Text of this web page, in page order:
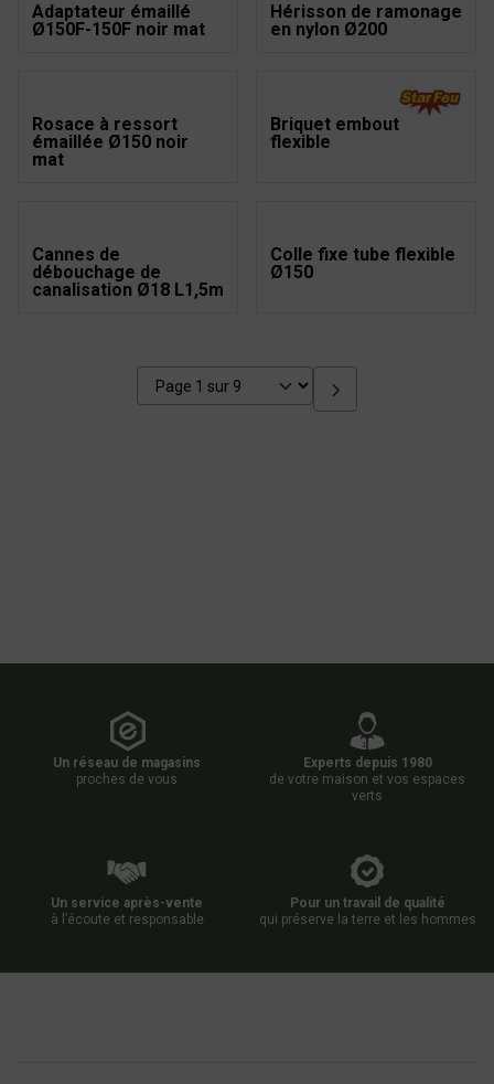
Adaptateur émaillé
Ø150F-150F noir mat
Hérisson de ramonage
en nylon Ø200
Rosace à ressort
émaillée Ø150 noir
mat
Briquet embout
flexible
Cannes de
débouchage de
canalisation Ø18 L1,5m
Colle fixe tube flexible
Ø150
Un réseau de magasins
proches de vous
Experts depuis 1980
de votre maison et vos espaces
verts
Un service après-vente
à l’écoute et responsable
Pour un travail de qualité
qui préserve la terre et les hommes